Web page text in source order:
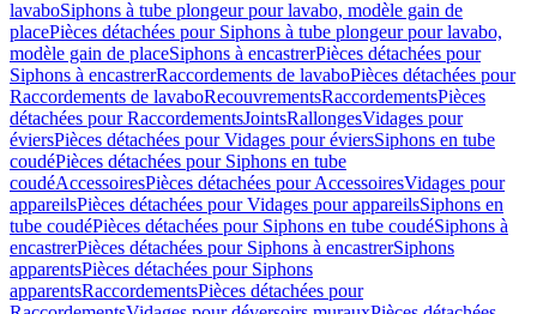
lavaboSiphons à tube plongeur pour lavabo, modèle gain de
placePièces détachées pour Siphons à tube plongeur pour lavabo,
modèle gain de placeSiphons à encastrerPièces détachées pour
Siphons à encastrerRaccordements de lavaboPièces détachées pour
Raccordements de lavaboRecouvrementsRaccordementsPièces
détachées pour RaccordementsJointsRallongesVidages pour
éviersPièces détachées pour Vidages pour éviersSiphons en tube
coudéPièces détachées pour Siphons en tube
coudéAccessoiresPièces détachées pour AccessoiresVidages pour
appareilsPièces détachées pour Vidages pour appareilsSiphons en
tube coudéPièces détachées pour Siphons en tube coudéSiphons à
encastrerPièces détachées pour Siphons à encastrerSiphons
apparentsPièces détachées pour Siphons
apparentsRaccordementsPièces détachées pour